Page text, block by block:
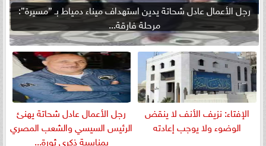
رجل الأعمال عادل شحاتة يدين استهداف ميناء دمياط بـ ”مسيرة”:
مرحلة فارقة...
الإفتاء: نزيف الأنف لا ينقض
الوضوء ولا يوجب إعادته
رجل الأعمال عادل شحاتة يهنئ
الرئيس السيسي والشعب المصري
بمناسبة ذكرى ثورة...